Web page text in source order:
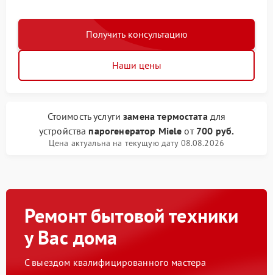
Получить консультацию
Наши цены
Стоимость услугизамена термостатадля
устройства парогенератор Miele от 700 руб.
Цена актуальна на текущую дату 08.08.2026
Ремонт бытовой техники
у Вас дома
С выездом квалифицированного мастера